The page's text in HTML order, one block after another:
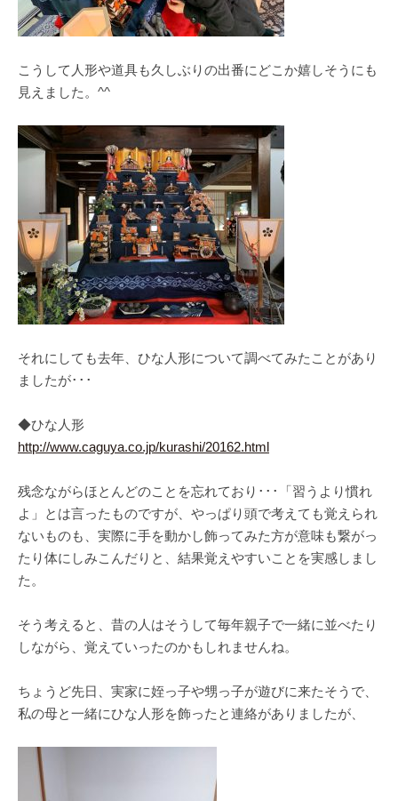
こうして人形や道具も久しぶりの出番にどこか嬉しそうにも
見えました。^^
それにしても去年、ひな人形について調べてみたことがあり
ましたが･･･
◆ひな人形
http://www.caguya.co.jp/kurashi/20162.html
残念ながらほとんどのことを忘れており･･･「習うより慣れ
よ」とは言ったものですが、やっぱり頭で考えても覚えられ
ないものも、実際に手を動かし飾ってみた方が意味も繋がっ
たり体にしみこんだりと、結果覚えやすいことを実感しまし
た。
そう考えると、昔の人はそうして毎年親子で一緒に並べたり
しながら、覚えていったのかもしれませんね。
ちょうど先日、実家に姪っ子や甥っ子が遊びに来たそうで、
私の母と一緒にひな人形を飾ったと連絡がありましたが、